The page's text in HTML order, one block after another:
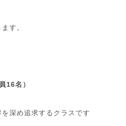
す。
16名）
深め追求するクラスです